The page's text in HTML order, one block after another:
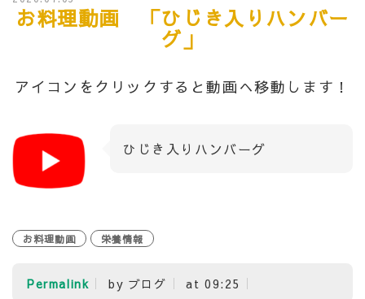
お料理動画 「ひじき入りハンバー
グ」
アイコンをクリックすると動画へ移動します！
ひじき入りハンバーグ
お料理動画 栄養情報
Permalink by ブログ at 09:25